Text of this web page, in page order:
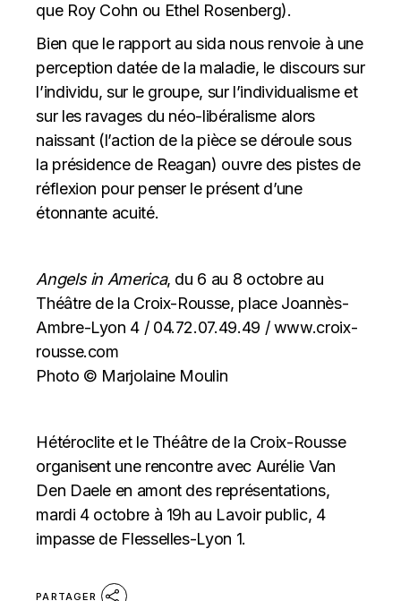
que Roy Cohn ou Ethel Rosenberg).
Bien que le rapport au sida nous renvoie à une
perception datée de la maladie, le discours sur
l’individu, sur le groupe, sur l’individualisme et
sur les ravages du néo-libéralisme alors
naissant (l’action de la pièce se déroule sous
la présidence de Reagan) ouvre des pistes de
réflexion pour penser le présent d’une
étonnante acuité.
Angels in America, du 6 au 8 octobre au
Théâtre de la Croix-Rousse, place Joannès-
Ambre-Lyon 4 / 04.72.07.49.49 /www.croix-
rousse.com
Photo © Marjolaine Moulin
Hétéroclite et le Théâtre de la Croix-Rousse
organisent une rencontre avec Aurélie Van
Den Daele en amont des représentations,
mardi 4 octobre à 19h au Lavoir public, 4
impasse de Flesselles-Lyon 1.
PARTAGER